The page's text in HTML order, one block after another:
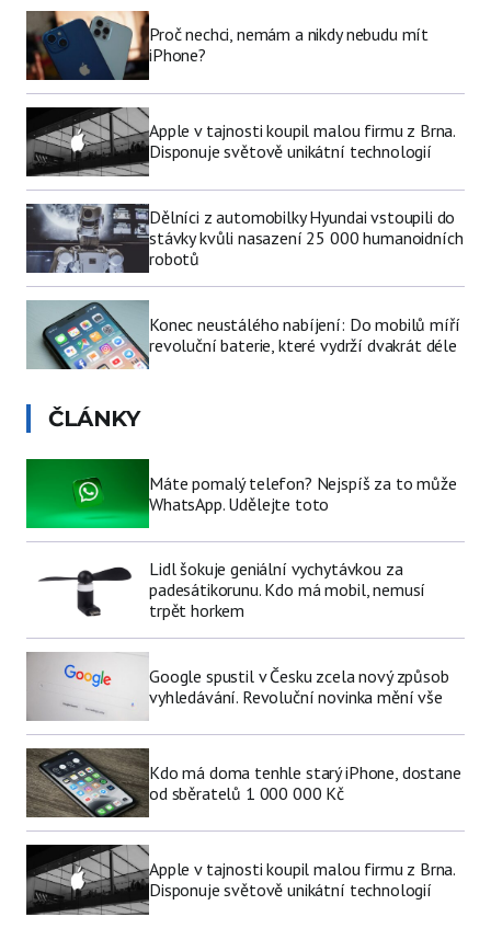
Proč nechci, nemám a nikdy nebudu mít
iPhone?
Apple v tajnosti koupil malou firmu z Brna.
Disponuje světově unikátní technologií
Dělníci z automobilky Hyundai vstoupili do
stávky kvůli nasazení 25 000 humanoidních
robotů
Konec neustálého nabíjení: Do mobilů míří
revoluční baterie, které vydrží dvakrát déle
ČLÁNKY
Máte pomalý telefon? Nejspíš za to může
WhatsApp. Udělejte toto
Lidl šokuje geniální vychytávkou za
padesátikorunu. Kdo má mobil, nemusí
trpět horkem
Google spustil v Česku zcela nový způsob
vyhledávání. Revoluční novinka mění vše
Kdo má doma tenhle starý iPhone, dostane
od sběratelů 1 000 000 Kč
Apple v tajnosti koupil malou firmu z Brna.
Disponuje světově unikátní technologií